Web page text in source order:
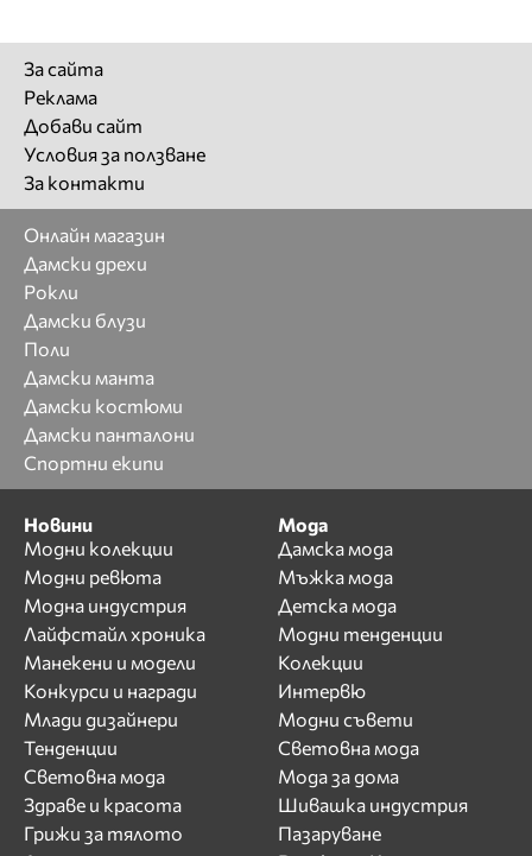
За сайта
Реклама
Добави сайт
Условия за ползване
За контакти
Онлайн магазин
Дамски дрехи
Рокли
Дамски блузи
Поли
Дамски манта
Дамски костюми
Дамски панталони
Спортни екипи
Новини
Модни колекции
Модни ревюта
Модна индустрия
Лайфстайл хроника
Манекени и модели
Конкурси и награди
Млади дизайнери
Тенденции
Световна мода
Здраве и красота
Грижи за тялото
Мода
Дамска мода
Мъжка мода
Детска мода
Модни тенденции
Колекции
Интервю
Модни съвети
Световна мода
Мода за дома
Шивашка индустрия
Пазаруване